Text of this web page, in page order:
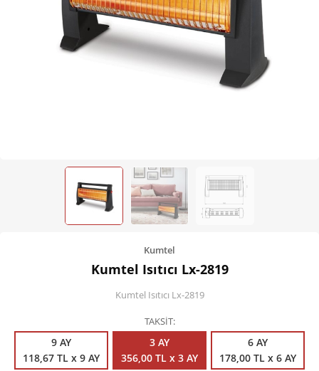
Kişisel Bakım
Züccaciye
Isıtma ve Soğutma
Kumtel
Kumtel Isıtıcı Lx-2819
Kumtel Isıtıcı Lx-2819
TAKSİT
9 AY
118,67 TL x 9 AY
3 AY
356,00 TL x 3 AY
6 AY
178,00 TL x 6 AY